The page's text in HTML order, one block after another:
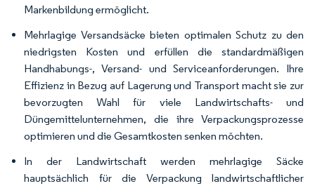
Markenbildung ermöglicht.
Mehrlagige Versandsäcke bieten optimalen Schutz zu den
niedrigsten Kosten und erfüllen die standardmäßigen
Handhabungs-, Versand- und Serviceanforderungen. Ihre
Effizienz in Bezug auf Lagerung und Transport macht sie zur
bevorzugten Wahl für viele Landwirtschafts- und
Düngemittelunternehmen, die ihre Verpackungsprozesse
optimieren und die Gesamtkosten senken möchten.
In der Landwirtschaft werden mehrlagige Säcke
hauptsächlich für die Verpackung landwirtschaftlicher